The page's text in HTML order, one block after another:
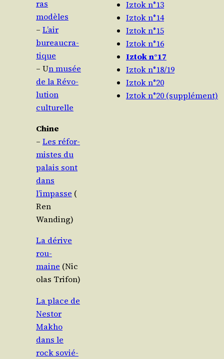
ras
modèles
– L’air
bureau­cra­
tique
– Un musée
de la Révo­
lu­tion
culturelle
Chine
– Les réfor­
mistes du
palais sont
dans
l’impasse (
Ren
Wanding)
La dérive
rou­
maine (Nic
o­las Trifon)
La place de
Nes­tor
Makho
dans le
rock sovié­
Iztok n°13
Iztok n°14
Iztok n°15
Iztok n°16
Iztok n°17
Iztok n°18/19
Iztok n°20
Iztok n°20 (supplément)